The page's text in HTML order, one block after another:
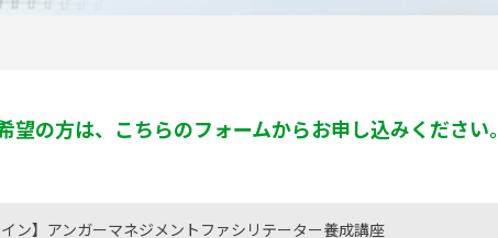
の方は、こちらのフォームからお申し込みください。
ン】アンガーマネジメントファシリテーター養成講座